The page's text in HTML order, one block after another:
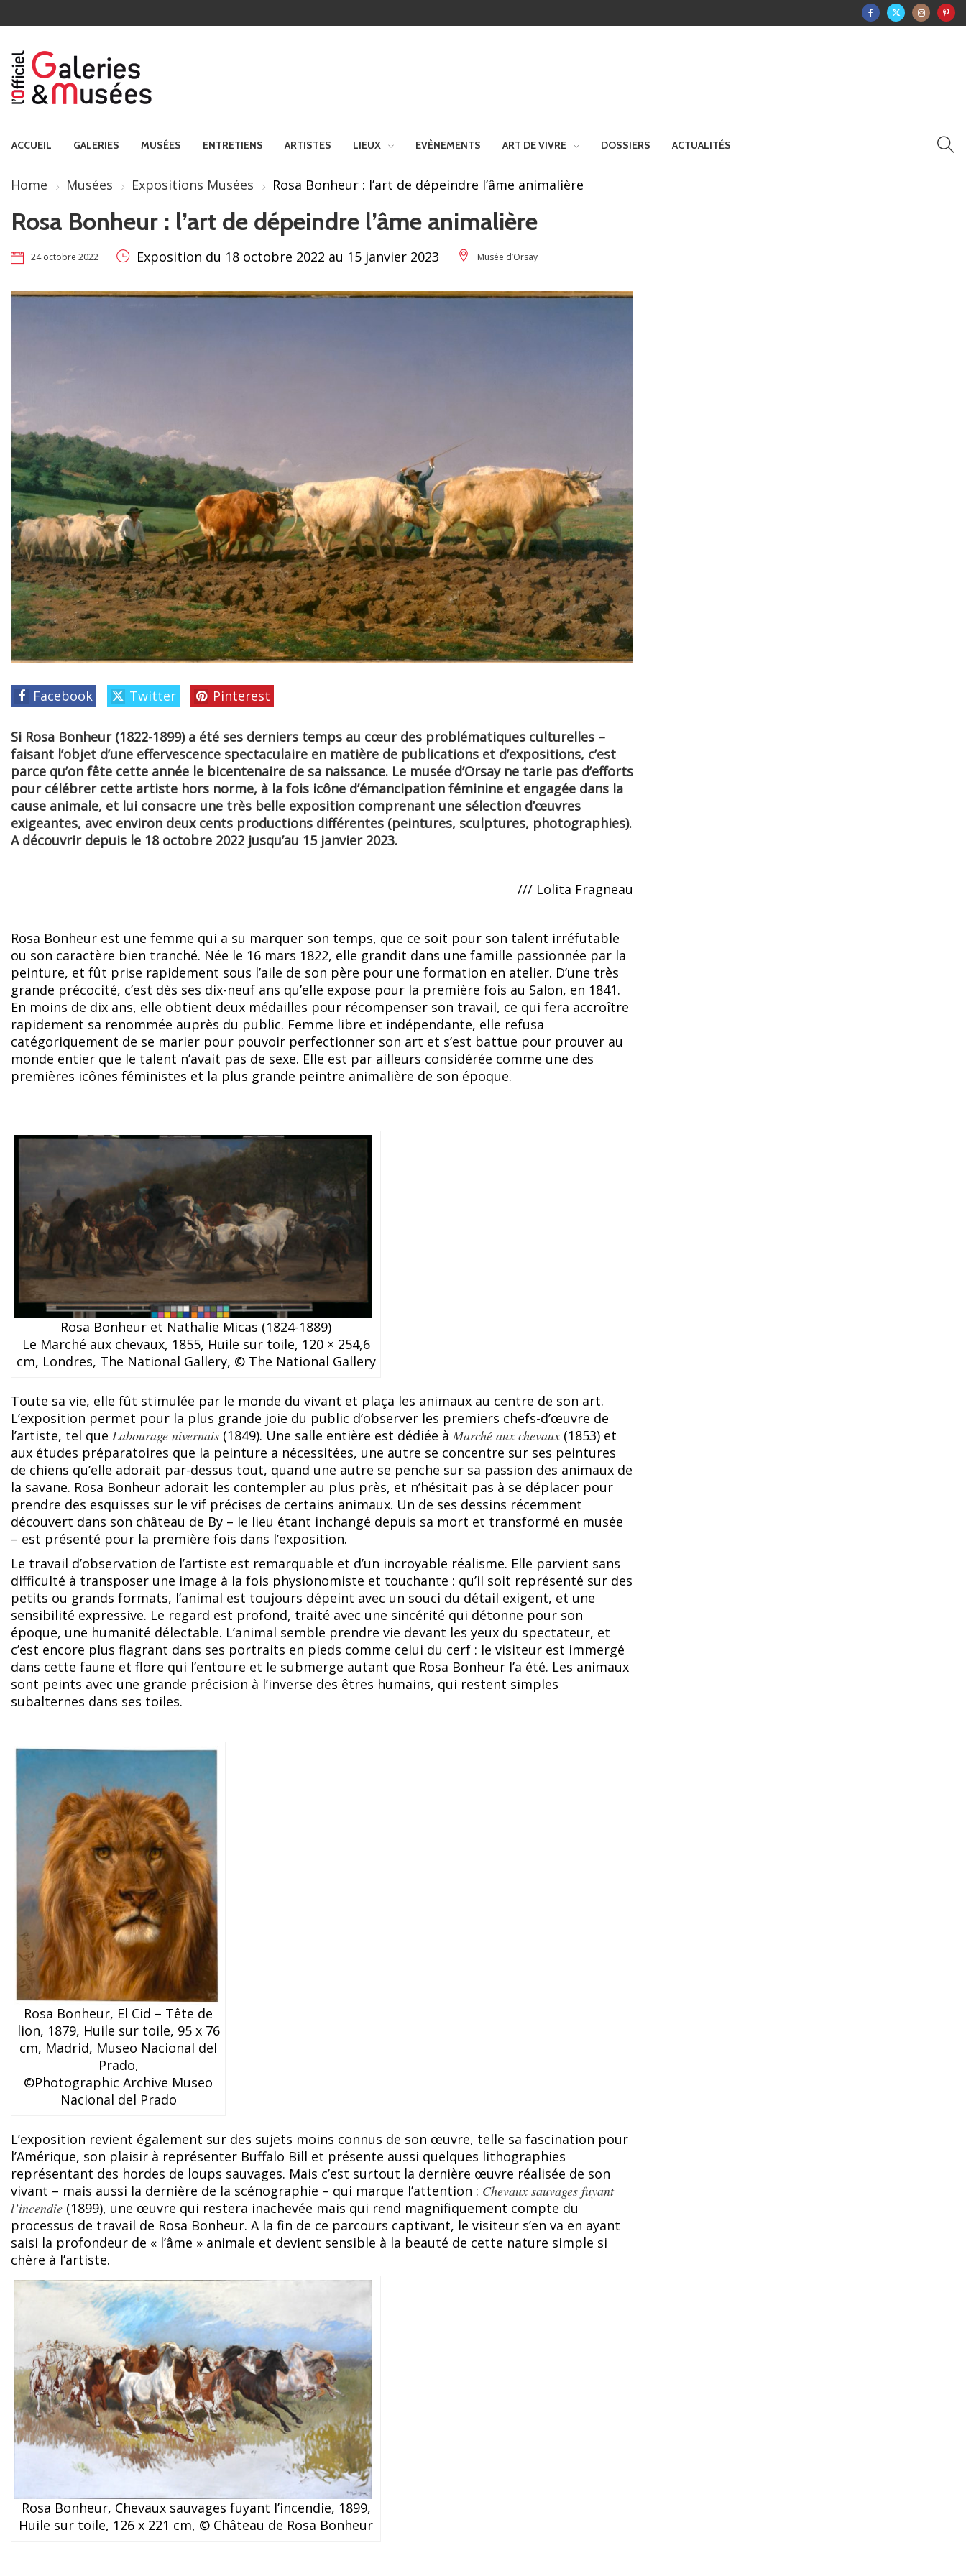
ACCUEIL GALERIES MUSÉES ENTRETIENS ARTISTES LIEUX EVÈNEMENTS ART DE VIVRE DOSSIERS ACTUALITÉS
Home Musées Expositions Musées Rosa Bonheur : l’art de dépeindre l’âme animalière
Rosa Bonheur : l’art de dépeindre l’âme animalière
24 octobre 2022 Exposition du 18 octobre 2022 au 15 janvier 2023 Musée d’Orsay
Facebook Twitter Pinterest
Si Rosa Bonheur (1822-1899) a été ses derniers temps au cœur des problématiques culturelles –
faisant l’objet d’une effervescence spectaculaire en matière de publications et d’expositions, c’est
parce qu’on fête cette année le bicentenaire de sa naissance. Le musée d’Orsay ne tarie pas d’efforts
pour célébrer cette artiste hors norme, à la fois icône d’émancipation féminine et engagée dans la
cause animale, et lui consacre une très belle exposition comprenant une sélection d’œuvres
exigeantes, avec environ deux cents productions différentes (peintures, sculptures, photographies).
A découvrir depuis le 18 octobre 2022 jusqu’au 15 janvier 2023.
/// Lolita Fragneau
Rosa Bonheur est une femme qui a su marquer son temps, que ce soit pour son talent irréfutable
ou son caractère bien tranché. Née le 16 mars 1822, elle grandit dans une famille passionnée par la
peinture, et fût prise rapidement sous l’aile de son père pour une formation en atelier. D’une très
grande précocité, c’est dès ses dix-neuf ans qu’elle expose pour la première fois au Salon, en 1841.
En moins de dix ans, elle obtient deux médailles pour récompenser son travail, ce qui fera accroître
rapidement sa renommée auprès du public. Femme libre et indépendante, elle refusa
catégoriquement de se marier pour pouvoir perfectionner son art et s’est battue pour prouver au
monde entier que le talent n’avait pas de sexe. Elle est par ailleurs considérée comme une des
premières icônes féministes et la plus grande peintre animalière de son époque.
Rosa Bonheur et Nathalie Micas (1824-1889)
Le Marché aux chevaux, 1855, Huile sur toile, 120 × 254,6
cm, Londres, The National Gallery, © The National Gallery
Toute sa vie, elle fût stimulée par le monde du vivant et plaça les animaux au centre de son art.
L’exposition permet pour la plus grande joie du public d’observer les premiers chefs-d’œuvre de
l’artiste, tel que Labourage nivernais (1849). Une salle entière est dédiée à Marché aux chevaux (1853) et
aux études préparatoires que la peinture a nécessitées, une autre se concentre sur ses peintures
de chiens qu’elle adorait par-dessus tout, quand une autre se penche sur sa passion des animaux de
la savane. Rosa Bonheur adorait les contempler au plus près, et n’hésitait pas à se déplacer pour
prendre des esquisses sur le vif précises de certains animaux. Un de ses dessins récemment
découvert dans son château de By – le lieu étant inchangé depuis sa mort et transformé en musée
– est présenté pour la première fois dans l’exposition.
Le travail d’observation de l’artiste est remarquable et d’un incroyable réalisme. Elle parvient sans
difficulté à transposer une image à la fois physionomiste et touchante : qu’il soit représenté sur des
petits ou grands formats, l’animal est toujours dépeint avec un souci du détail exigent, et une
sensibilité expressive. Le regard est profond, traité avec une sincérité qui détonne pour son
époque, une humanité délectable. L’animal semble prendre vie devant les yeux du spectateur, et
c’est encore plus flagrant dans ses portraits en pieds comme celui du cerf : le visiteur est immergé
dans cette faune et flore qui l’entoure et le submerge autant que Rosa Bonheur l’a été. Les animaux
sont peints avec une grande précision à l’inverse des êtres humains, qui restent simples
subalternes dans ses toiles.
Rosa Bonheur, El Cid – Tête de
lion, 1879, Huile sur toile, 95 x 76
cm, Madrid, Museo Nacional del
Prado,
©Photographic Archive Museo
Nacional del Prado
L’exposition revient également sur des sujets moins connus de son œuvre, telle sa fascination pour
l’Amérique, son plaisir à représenter Buffalo Bill et présente aussi quelques lithographies
représentant des hordes de loups sauvages. Mais c’est surtout la dernière œuvre réalisée de son
vivant – mais aussi la dernière de la scénographie – qui marque l’attention : Chevaux sauvages fuyant
l’incendie (1899), une œuvre qui restera inachevée mais qui rend magnifiquement compte du
processus de travail de Rosa Bonheur. A la fin de ce parcours captivant, le visiteur s’en va en ayant
saisi la profondeur de « l’âme » animale et devient sensible à la beauté de cette nature simple si
chère à l’artiste.
Rosa Bonheur, Chevaux sauvages fuyant l’incendie, 1899,
Huile sur toile, 126 x 221 cm, © Château de Rosa Bonheur